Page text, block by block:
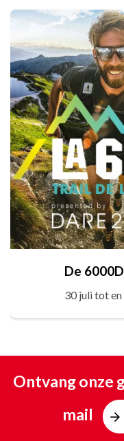
De
30 juli tot en
Ontvang onze
mail